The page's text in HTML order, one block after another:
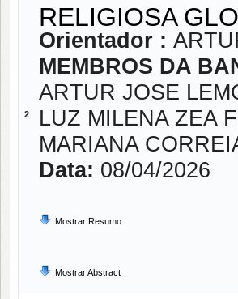
2
RELIGIOSA
Orientador :
MEMBROS DA
ARTUR JOSE
LUZ MILENA ZEA
MARIANA
Data: 08/04/2026
Mostrar Resumo
Mostrar Abstract